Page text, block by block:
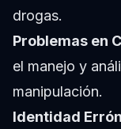
drogas.
Problemas en
el manejo y
manipulación.
Identidad